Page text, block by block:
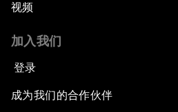
视频
加入我们
登录
成为我们的合作伙伴